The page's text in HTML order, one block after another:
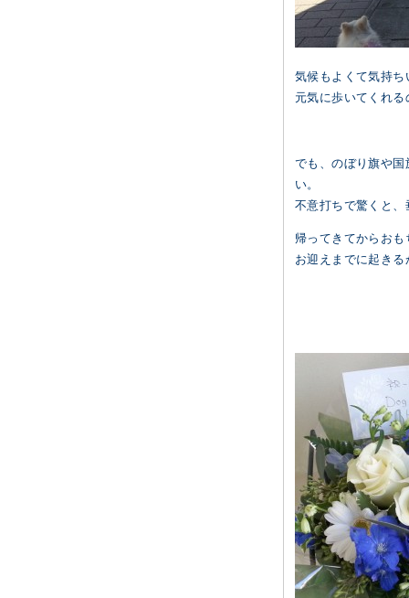
気候もよくて気持ち
元気に歩いてくれ
でも、のぼり旗や
い。
不意打ちで驚くと
帰ってきてからお
お迎えまでに起きる